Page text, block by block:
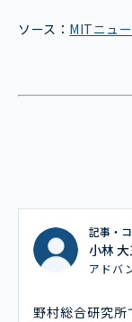
ソース： MITニュ
記事・
小林 大
アドバ
野村総合研究